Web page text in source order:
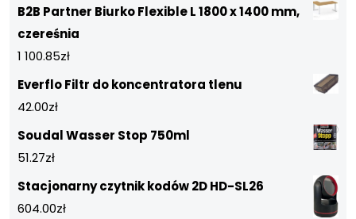
B2B Partner Biurko Flexible L 1800 x 1400 mm,
czereśnia
1 100.85zł
Everflo Filtr do koncentratora tlenu
42.00zł
Soudal Wasser Stop 750ml
51.27zł
Stacjonarny czytnik kodów 2D HD-SL26
604.00zł